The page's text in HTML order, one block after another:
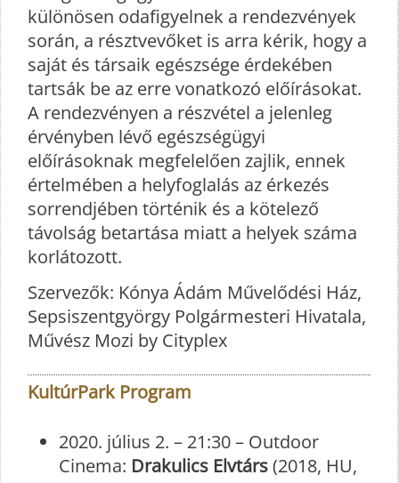
különösen odafigyelnek a rendezvények
során, a résztvevőket is arra kérik, hogy a
saját és társaik egészsége érdekében
tartsák be az erre vonatkozó előírásokat.
A rendezvényen a részvétel a jelenleg
érvényben lévő egészségügyi
előírásoknak megfelelően zajlik, ennek
értelmében a helyfoglalás az érkezés
sorrendjében történik és a kötelező
távolság betartása miatt a helyek száma
korlátozott.
Szervezők: Kónya Ádám Művelődési Ház,
Sepsiszentgyörgy Polgármesteri Hivatala,
Művész Mozi by Cityplex
KultúrPark Program
2020. július 2. – 21:30 – Outdoor
Cinema: Drakulics Elvtárs(2018, HU,